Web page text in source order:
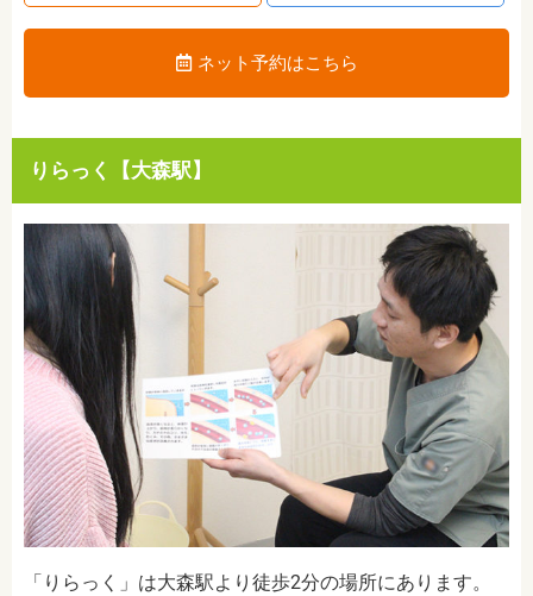
ネット予約はこちら
りらっく【大森駅】
「りらっく」は大森駅より徒歩2分の場所にあります。